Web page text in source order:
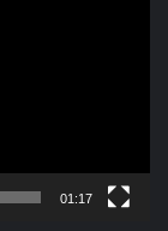
01:17